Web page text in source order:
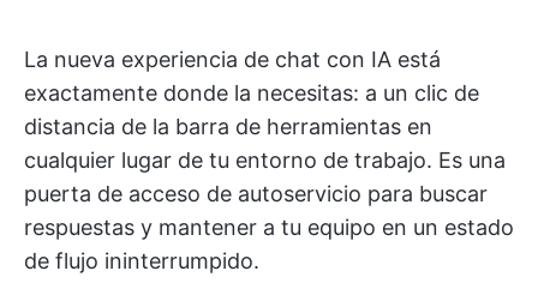
La nueva experiencia de chat con IA está
exactamente donde la necesitas: a un clic de
distancia de la barra de herramientas en
cualquier lugar de tu entorno de trabajo. Es una
puerta de acceso de autoservicio para buscar
respuestas y mantener a tu equipo en un estado
de flujo ininterrumpido.